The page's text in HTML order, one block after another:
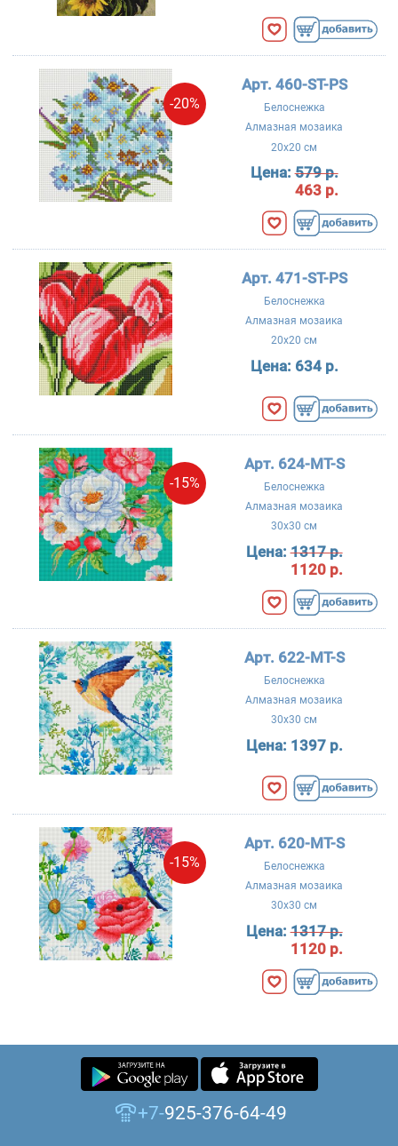
-20%
Арт. 460-ST-PS
Белоснежка
Алмазная мозаика
20x20 см
Цена:579 р.
463 р.
Арт. 471-ST-PS
Белоснежка
Алмазная мозаика
20x20 см
Цена: 634 р.
-15%
Арт. 624-MT-S
Белоснежка
Алмазная мозаика
30x30 см
Цена:1317 р.
1120 р.
Арт. 622-MT-S
Белоснежка
Алмазная мозаика
30x30 см
Цена: 1397 р.
-15%
Арт. 620-MT-S
Белоснежка
Алмазная мозаика
30x30 см
Цена:1317 р.
1120 р.
+7-925-376-64-49